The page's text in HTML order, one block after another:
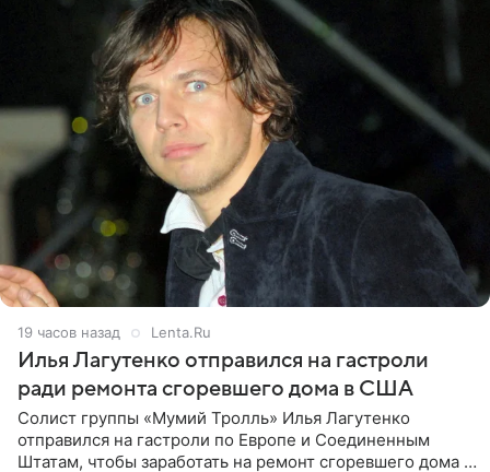
19 часов назад Lenta.Ru
Илья Лагутенко отправился на гастроли
ради ремонта сгоревшего дома в США
Солист группы «Мумий Тролль» Илья Лагутенко
отправился на гастроли по Европе и Соединенным
Штатам, чтобы заработать на ремонт сгоревшего дома в